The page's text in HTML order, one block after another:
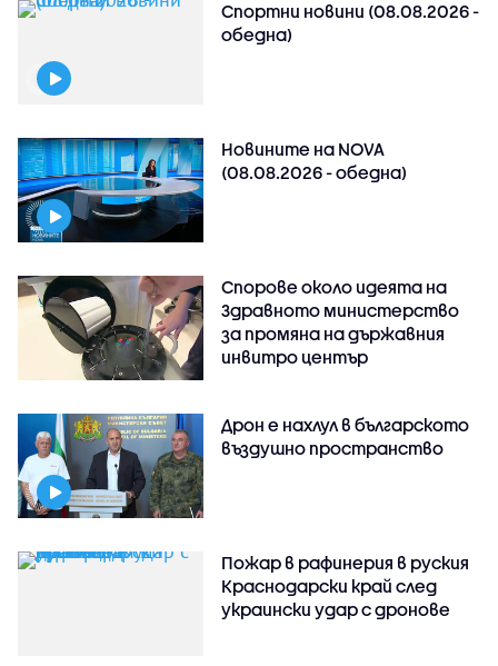
Спортни новини (08.08.2026 -
обедна)
Новините на NOVA
(08.08.2026 - обедна)
Спорове около идеята на
Здравното министерство
за промяна на държавния
инвитро център
Дрон е нахлул в българското
въздушно пространство
Пожар в рафинерия в руския
Краснодарски край след
украински удар с дронове